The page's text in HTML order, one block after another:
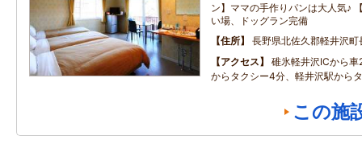
ン】ママの手作りパンは大人気♪
い場、ドッグラン完備
住所
長野県北佐久郡軽井沢町
アクセス
碓氷軽井沢ICから
からタクシー4分、軽井沢駅から
この施